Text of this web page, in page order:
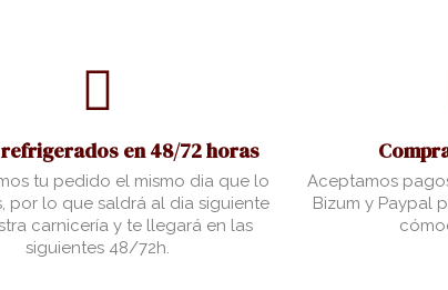
en 48/72 horas
tu pedido el mismo dia que lo
por lo que saldrá al dia siguiente
carnicería y te llegará en las
siguientes 48/72h.
Aceptamos
Bizum y Paypal